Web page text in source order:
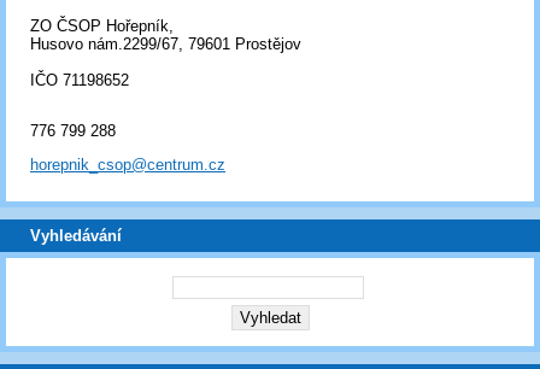
ZO ČSOP Hořepník,
Husovo nám.2299/67, 79601 Prostějov
IČO 71198652
776 799 288
horepnik_csop@centrum.cz
Vyhledávání